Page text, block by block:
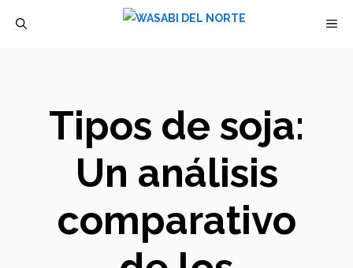
Tipos de soja:
Un análisis
comparativo